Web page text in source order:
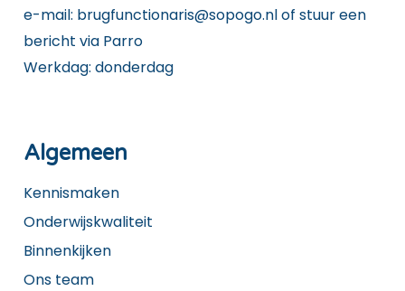
e-mail: brugfunctionaris@sopogo.nl of stuur een
bericht via Parro
Werkdag: donderdag
Algemeen
Kennismaken
Onderwijskwaliteit
Binnenkijken
Ons team